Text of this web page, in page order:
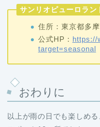
公式HP：https://
target=seasonal
おわりに
以上が雨の日でも楽しめ
スポット10ヶ所でした。